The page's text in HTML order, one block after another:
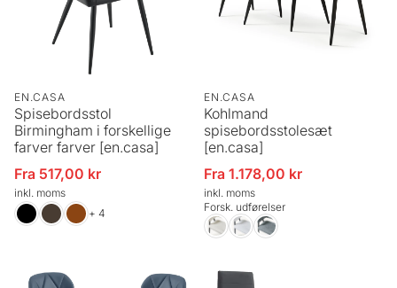
EN.CASA
Spisebordsstol
Birmingham i forskellige
farver farver [en.casa]
Udsalgspris
Fra 517,00 kr
inkl. moms
+ 4
EN.CASA
Kohlmand
spisebordsstolesæt
[en.casa]
Udsalgspris
Fra 1.178,00 kr
inkl. moms
Forsk. udførelser